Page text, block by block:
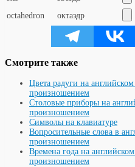
octahedron
октаэдр
Смотрите также
Цвета радуги на
произношением
Столовые приборы на
произношением
Символы на клавиатуре
Вопросительные слова в
произношением
Времена года на
произношением